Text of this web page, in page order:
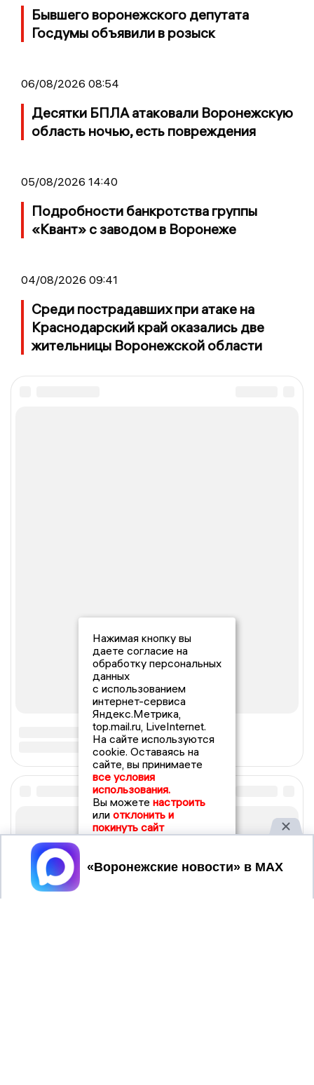
Бывшего воронежского депутата
Госдумы объявили в розыск
06/08/2026 08:54
Десятки БПЛА атаковали Воронежскую
область ночью, есть повреждения
05/08/2026 14:40
Подробности банкротства группы
«Квант» с заводом в Воронеже
04/08/2026 09:41
Среди пострадавших при атаке на
Краснодарский край оказались две
жительницы Воронежской области
Нажимая кнопку вы
даете согласие на
обработку персональных
данных
с использованием
интернет-сервиса
Яндекс.Метрика,
top.mail.ru, LiveInternet.
На сайте используются
cookie. Оставаясь на
сайте, вы принимаете
все условия
использования.
Вы можете настроить
или отклонить и
покинуть сайт
Принять